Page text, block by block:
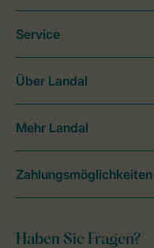
Haben Sie Fragen?
Service
Über Landal
Mehr Landal
Zahlungsmöglichkeiten